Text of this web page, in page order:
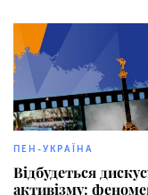
ПЕН-УКРАЇНА
Відбудеться
активізму: